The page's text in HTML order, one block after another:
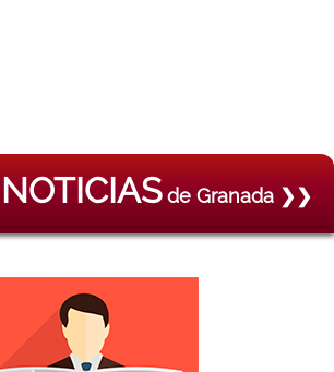
NOTICIASde Granada ❯❯